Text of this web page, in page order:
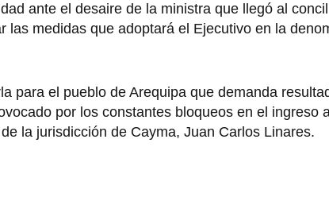
ante el desaire de la ministra que llegó al
las medidas que adoptará el Ejecutivo en la
para el pueblo de Arequipa que demanda
por los constantes bloqueos en el ingreso
la jurisdicción de Cayma, Juan Carlos Linares.